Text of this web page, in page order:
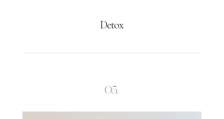
Detox
05.